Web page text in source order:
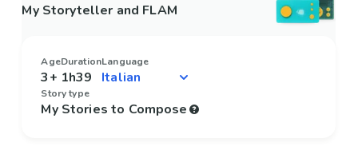
My Storyteller and FLAM
Age
3+
Duration
1h39
Language
Story type
My Stories to Compose